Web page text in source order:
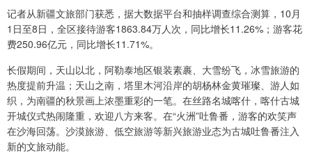
记者从新疆文旅部门获悉，据大数据平台和抽样调查综合测算，10月
1日至8日，全区接待游客1863.84万人次，同比增长11.26%；游客花
费250.96亿元，同比增长11.71%。
长假期间，天山以北，阿勒泰地区银装素裹、大雪纷飞，冰雪旅游的
热度提前升温；天山之南，塔里木河沿岸的胡杨林金黄璀璨、游人如
织，为南疆的秋景画上浓墨重彩的一笔。在丝路名城喀什，喀什古城
开城仪式热闹隆重，欢迎八方来客。在“火洲”吐鲁番，游客的欢笑声
在沙海回荡。沙漠旅游、低空旅游等新兴旅游业态为古城吐鲁番注入
新的文旅动能。